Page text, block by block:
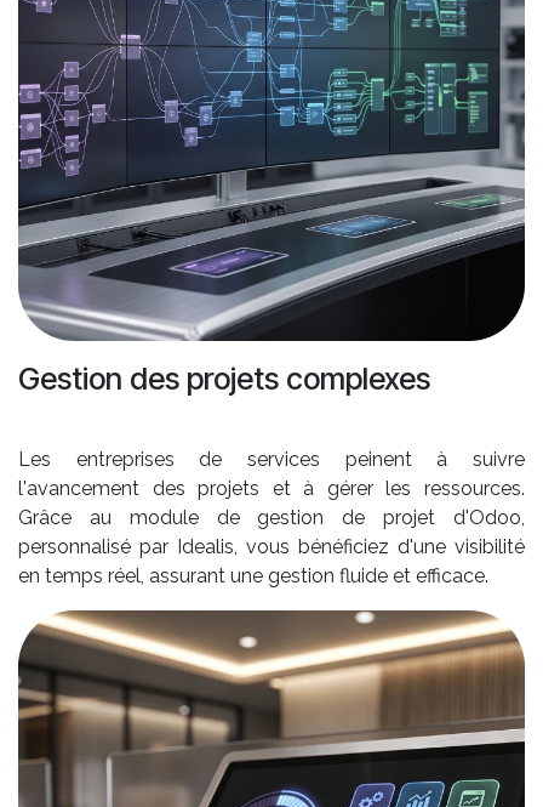
Gestion des projets complexes
Les entreprises de services peinent à suivre
l'avancement des projets et à gérer les ressources.
Grâce au module de gestion de projet d'Odoo,
personnalisé par Idealis, vous bénéficiez d'une visibilité
en temps réel, assurant une gestion fluide et efficace.